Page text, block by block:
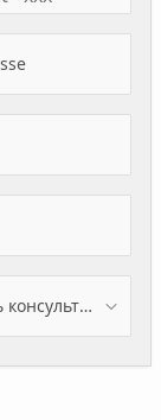
(Value Required)
Скільки членів сім’ї крім Вас потребують консультації? / Wieviele Familienmitglieder brauchen Beratung - zusätzlich zu Ihnen?